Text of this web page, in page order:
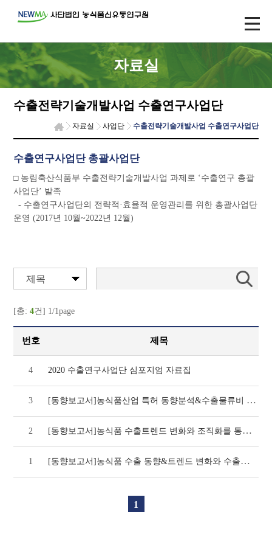
자료실
수출전략기술개발사업 수출연구사업단
자료실 사업단 수출전략기술개발사업 수출연구사업단
수출연구사업단 총괄사업단
□ 농림축산식품부 수출전략기술개발사업 과제로 ‘수출연구 총괄
사업단’ 발족
- 수출연구사업단의 전략적·효율적 운영관리를 위한 총괄사업단
운영 (2017년 10월~2022년 12월)
제목
[총:4건] 1/1page
번호 제목
4 2020 수출연구사업단 심포지엄 자료집
3 [동향보고서]농식품산업 특허 동향분석&수출물류비 폐지 관련 동향(1차년도)
2 [동향보고서]농식품 수출트렌드 변화와 조직화를 통한 수출활성화 방안(2차년도)
1 [동향보고서]농식품 수출 동향&트렌드 변화와 수출조직화 운영실태 및 개선방안
1